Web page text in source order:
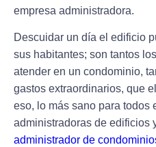
empresa administradora.
Descuidar un día el edificio
sus habitantes; son tantos
atender en un condominio,
gastos extraordinarios, que
eso, lo más sano para todos
administradoras de edificios
administrador de